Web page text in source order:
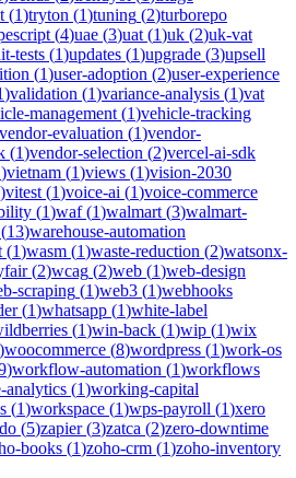
(1)tryton (1)tuning (2)turborepo
(4)uae (3)uat (1)uk (2)uk-vat
tests (1)updates (1)upgrade (3)upsell
(1)user-adoption (2)user-experience
)validation (1)variance-analysis (1)vat
management (1)vehicle-tracking
vendor-evaluation (1)vendor-
(1)vendor-selection (2)vercel-ai-sdk
)vietnam (1)views (1)vision-2030
)vitest (1)voice-ai (1)voice-commerce
(1)waf(1)walmart (3)walmart-
(13)warehouse-automation
(1)wasm (1)waste-reduction (2)watsonx-
(2)wcag (2)web (1)web-design
scraping (1)web3 (1)webhooks
(1)whatsapp (1)white-label
(1)win-back (1)wip (1)wix
)woocommerce (8)wordpress (1)work-os
)workflow-automation (1)workflows
analytics (1)working-capital
(1)workspace (1)wps-payroll (1)xero
(5)zapier(3)zatca (2)zero-downtime
books (1)zoho-crm (1)zoho-inventory